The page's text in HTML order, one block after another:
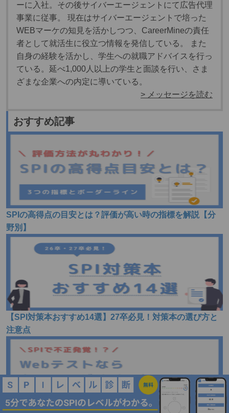
ーに入社。その後サイバーエージェントにて広告代理
事業に従事。 現在はサイバーエージェントで培った
WEBマーケの知見を活かしつつ、CareerMineの責任
者として就活生に役立つ情報を発信している。 また
自身の経験を活かし、学生への就職アドバイスを行っ
ている。延べ1,000人以上の学生と面談を行い、さま
ざまな企業への内定に導いている。
> メッセージを読む
おすすめ記事
SPIの高得点の目安とは？評価が高い時の指標を解説【分
野別】
【SPI対策本おすすめ14選】27卒必見！対策本の選び方と
注意点